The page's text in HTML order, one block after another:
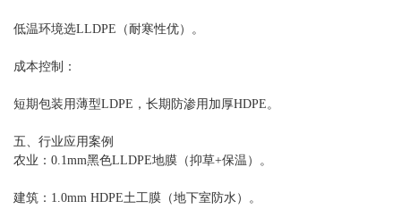
低温环境选LLDPE（耐寒性优）。
成本控制：
短期包装用薄型LDPE，长期防渗用加厚HDPE。
五、行业应用案例
农业：0.1mm黑色LLDPE地膜（抑草+保温）。
建筑：1.0mm HDPE土工膜（地下室防水）。